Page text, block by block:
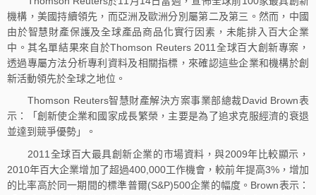
機構，美國持續領先，而亞洲及歐洲分別屬第二及第三。然而，中國
由於智慧財產保護及全球產品商品化實行因素，未能排入百大企業
中。其名單結果來自於Thomson Reuters 2011全球百大創新專案，
透過專屬方法分析專利資料及相關指標，來確認這些企業和機構於創
新活動領先於全球之地位。
Thomson Reuters智慧財產解決方案事業部總裁David Brown表
示：「創新使企業和國家成長繁榮，主要是為了追求克服經濟的衰退
並達到競爭優勢」。
2011全球百大最具創新企業的市場資料，與2009年比較顯示，
2010年百大企業增加了超過400,000工作機會，較前年提高3%，增加
的比率高於同一期間的標準普爾(S&P)500企業的幅度。Brown表示：